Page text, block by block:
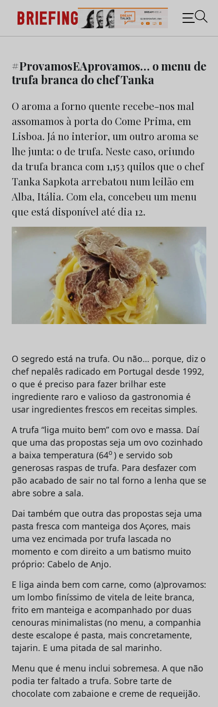
content
Briefing: Todas as notícias sobre os negócios do
Marketing e da Publicidade
#ProvamosEAprovamos… o menu de
trufa branca do chef Tanka
O aroma a forno quente recebe-nos mal
assomamos à porta do Come Prima, em
Lisboa. Já no interior, um outro aroma se
lhe junta: o de trufa. Neste caso, oriundo
da trufa branca com 1,153 quilos que o chef
Tanka Sapkota arrebatou num leilão em
Alba, Itália. Com ela, concebeu um menu
que está disponível até dia 12.
O segredo está na trufa. Ou não… porque, diz o
chef nepalês radicado em Portugal desde 1992,
o que é preciso para fazer brilhar este
ingrediente raro e valioso da gastronomia é
usar ingredientes frescos em receitas simples.
A trufa “liga muito bem” com ovo e massa. Daí
que uma das propostas seja um ovo cozinhado
a baixa temperatura (64o) e servido sob
generosas raspas de trufa. Para desfazer com
pão acabado de sair no tal forno a lenha que se
abre sobre a sala.
Dai também que outra das propostas seja uma
pasta fresca com manteiga dos Açores, mais
uma vez encimada por trufa lascada no
momento e com direito a um batismo muito
próprio: Cabelo de Anjo.
E liga ainda bem com carne, como (a)provamos:
um lombo finíssimo de vitela de leite branca,
frito em manteiga e acompanhado por duas
cenouras minimalistas (no menu, a companhia
deste escalope é pasta, mais concretamente,
tajarin. E uma pitada de sal marinho.
Menu que é menu inclui sobremesa. A que não
podia ter faltado a trufa. Sobre tarte de
chocolate com zabaione e creme de requeijão.